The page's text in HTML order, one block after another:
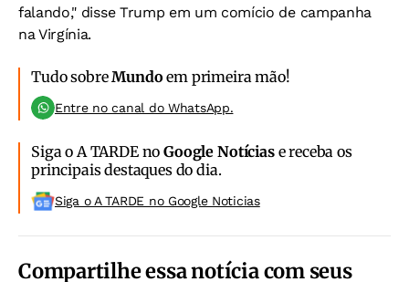
falando," disse Trump em um comício de campanha
na Virgínia.
Tudo sobreMundo em primeira mão!
Entre no canal do WhatsApp.
Siga o A TARDE noGoogle Notíciase receba os
principais destaques do dia.
Siga o A TARDE no Google Noticias
Compartilhe essa notícia com seus